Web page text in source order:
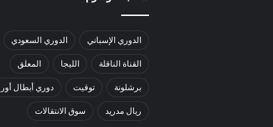
الدوري الإسباني الدوري السعودي
القناة الناقلة الليجا المعلق
برشلونة توقيت دوري أبطال
ريال مدريد سوق الانتقالات